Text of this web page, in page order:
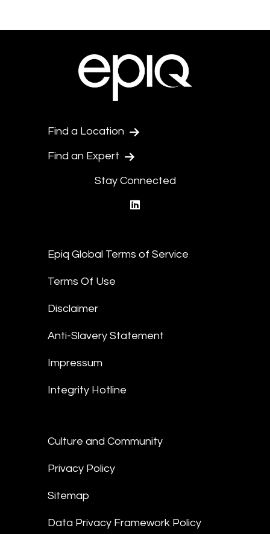
Find a Location
Find an Expert
Stay Connected
Epiq Global Terms of Service
Terms Of Use
Disclaimer
Anti-Slavery Statement
Impressum
Integrity Hotline
Culture and Community
Privacy Policy
Sitemap
Data Privacy Framework Policy